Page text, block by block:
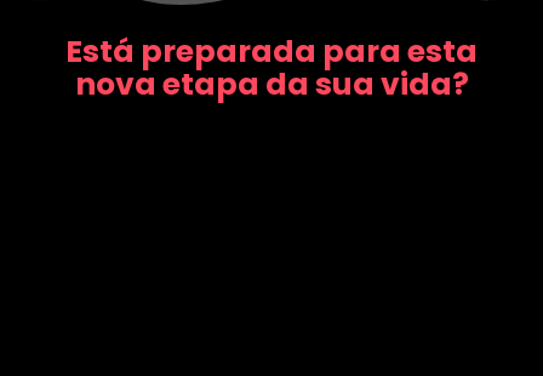
Está preparada para esta
nova etapa da sua vida?